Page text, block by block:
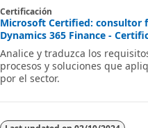
Este módulo proporciona una
transición fluida con un tiempo
procedimientos
para una actualización correcta.
Certificación
Microsoft Certified: consultor
Dynamics 365 Finance -
Analice y traduzca los
procesos y soluciones que
por el sector.